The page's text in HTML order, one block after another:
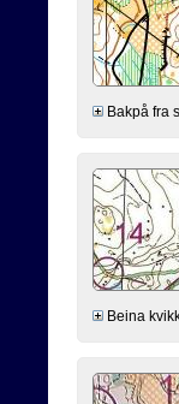
Bakpå fra
Beina